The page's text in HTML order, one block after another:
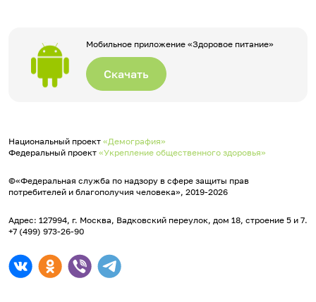
Мобильное приложение «Здоровое питание»
Скачать
Национальный проект «Демография»
Федеральный проект «Укрепление общественного здоровья»
©«Федеральная служба по надзору в сфере защиты прав
потребителей и благополучия человека», 2019-2026
Адрес: 127994, г. Москва, Вадковский переулок, дом 18, строение 5 и 7.
+7 (499) 973-26-90